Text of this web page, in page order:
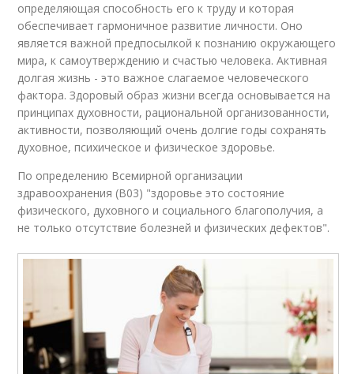
определяющая способность его к труду и которая
обеспечивает гармоничное развитие личности. Оно
является важной предпосылкой к познанию окружающего
мира, к самоутверждению и счастью человека. Активная
долгая жизнь - это важное слагаемое человеческого
фактора. Здоровый образ жизни всегда основывается на
принципах духовности, рациональной организованности,
активности, позволяющий очень долгие годы сохранять
духовное, психическое и физическое здоровье.
По определению Всемирной организации
здравоохранения (B03) "здоровье это состояние
физического, духовного и социального благополучия, а
не только отсутствие болезней и физических дефектов".